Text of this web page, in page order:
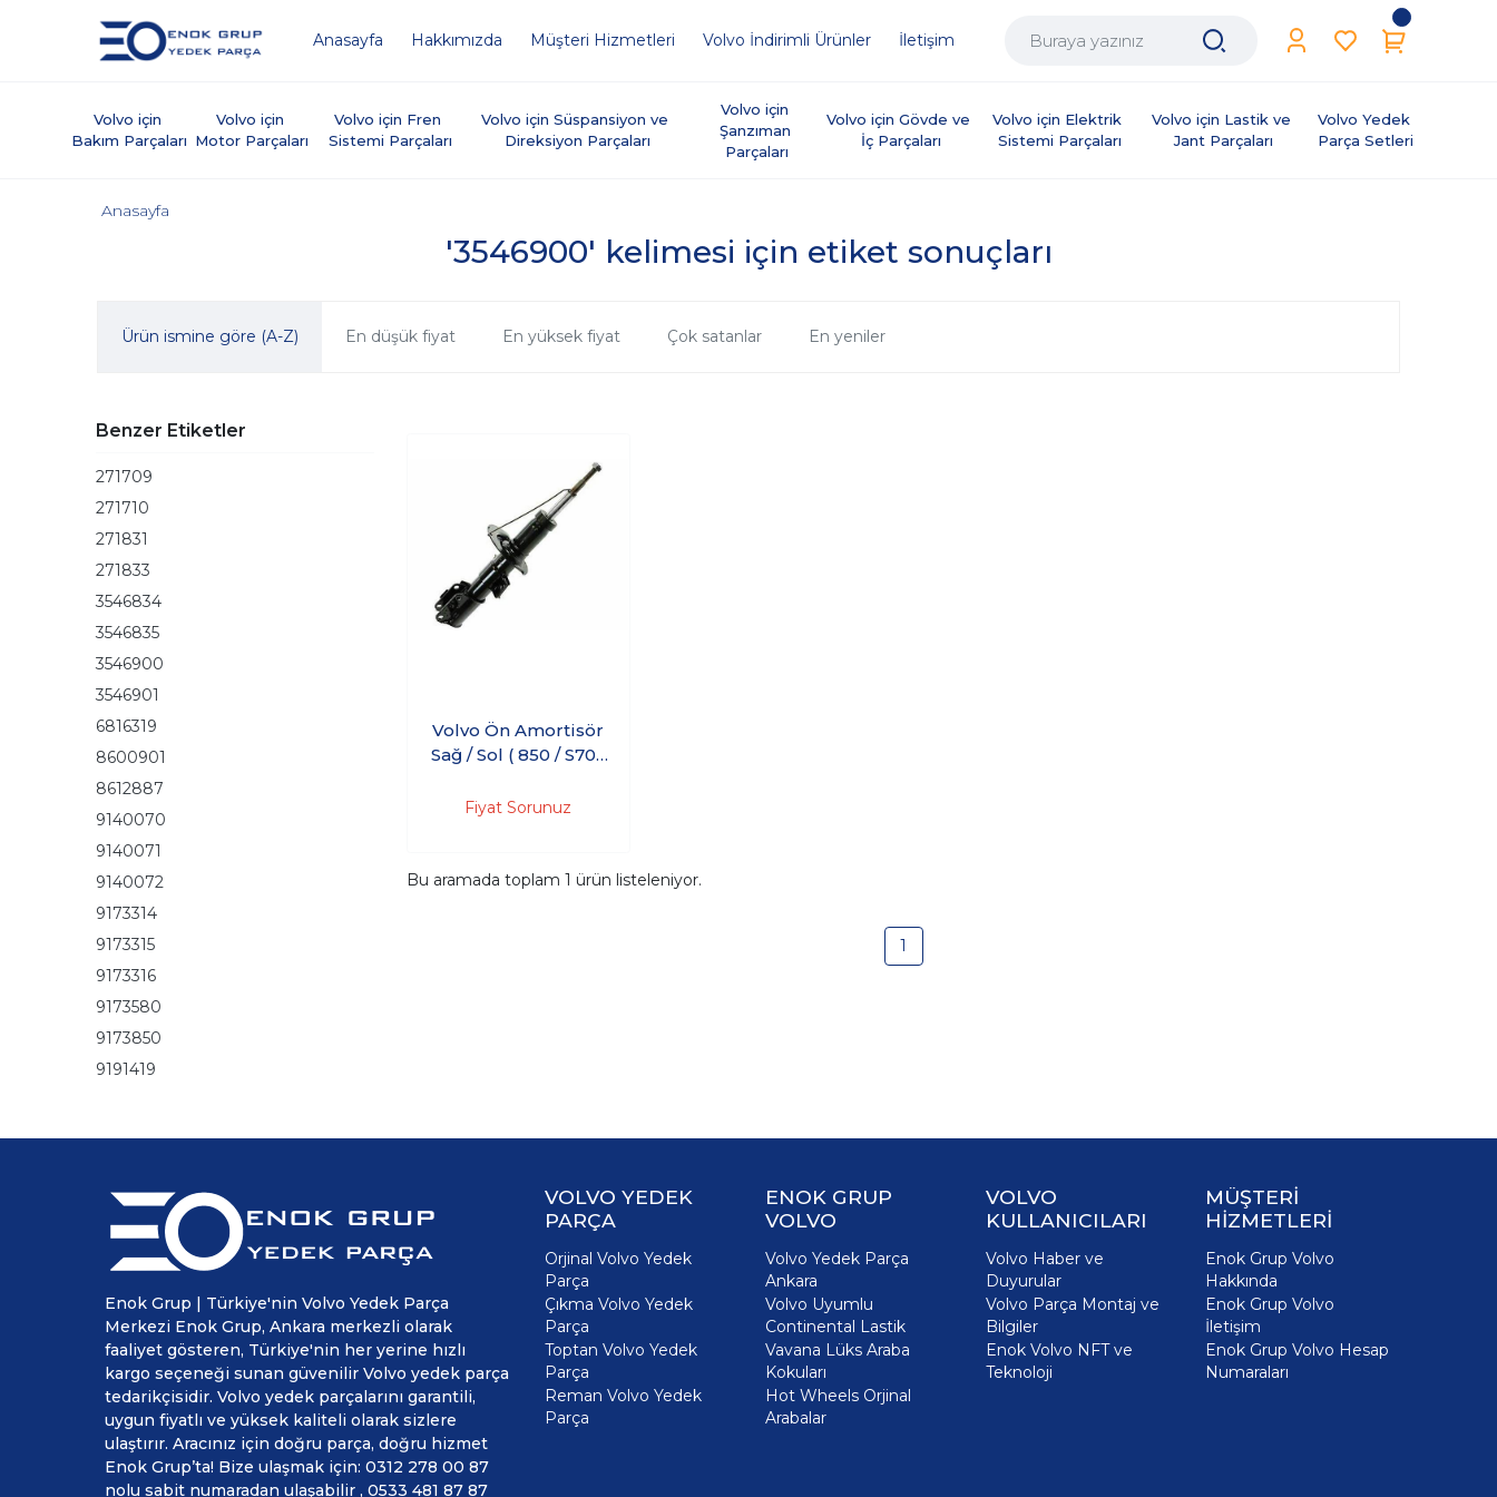
Anasayfa Hakkımızda Müşteri Hizmetleri Volvo İndirimli Ürünler İletişim
Volvo için
Bakım Parçaları
Volvo için
Motor Parçaları
Volvo için Fren
Sistemi Parçaları
Volvo için Süspansiyon ve
Direksiyon Parçaları
Volvo için
Şanzıman
Parçaları
Volvo için Gövde ve
İç Parçaları
Volvo için Elektrik
Sistemi Parçaları
Volvo için Lastik ve
Jant Parçaları
Volvo Yedek
Parça Setleri
'3546900' kelimesi için etiket sonuçları
Anasayfa
Ürün ismine göre (A-Z) En düşük fiyat En yüksek fiyat Çok satanlar En yeniler
Benzer Etiketler
271709
271710
271831
271833
3546834
3546835
3546900
3546901
6816319
8600901
8612887
9140070
9140071
9140072
9173314
9173315
9173316
9173580
9173850
9191419
Volvo Ön Amortisör
Sağ / Sol ( 850 / S70 /
Fiyat Sorunuz
Bu aramada toplam 1 ürün listeleniyor.
1
Enok Grup | Türkiye'nin Volvo Yedek Parça
Merkezi Enok Grup, Ankara merkezli olarak
faaliyet gösteren, Türkiye'nin her yerine hızlı
kargo seçeneği sunan güvenilir Volvo yedek parça
tedarikçisidir. Volvo yedek parçalarını garantili,
uygun fiyatlı ve yüksek kaliteli olarak sizlere
ulaştırır. Aracınız için doğru parça, doğru hizmet
Enok Grup’ta! Bize ulaşmak için: 0312 278 00 87
nolu sabit numaradan ulaşabilir , 0533 481 87 87
VOLVO YEDEK
PARÇA
Orjinal Volvo Yedek
Parça
Çıkma Volvo Yedek
Parça
Toptan Volvo Yedek
Parça
Reman Volvo Yedek
Parça
ENOK GRUP
VOLVO
Volvo Yedek Parça
Ankara
Volvo Uyumlu
Continental Lastik
Vavana Lüks Araba
Kokuları
Hot Wheels Orjinal
Arabalar
VOLVO
KULLANICILARI
Volvo Haber ve
Duyurular
Volvo Parça Montaj ve
Bilgiler
Enok Volvo NFT ve
Teknoloji
MÜŞTERİ
HİZMETLERİ
Enok Grup Volvo
Hakkında
Enok Grup Volvo
İletişim
Enok Grup Volvo Hesap
Numaraları